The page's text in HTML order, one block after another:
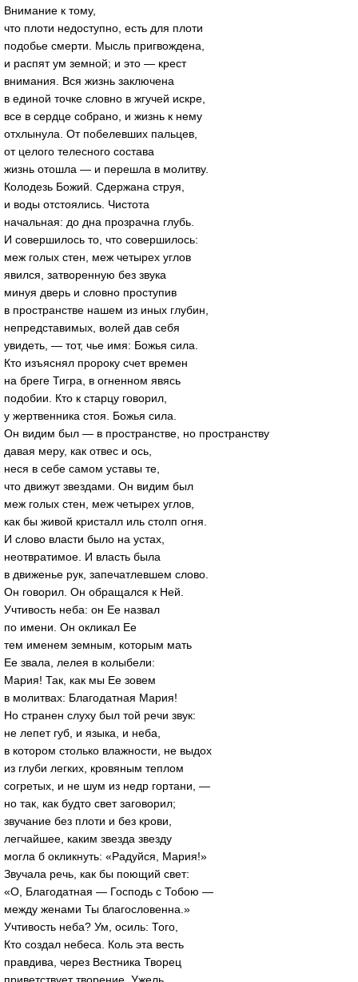
Внимание к тому,
что плоти недоступно, есть для плоти
подобье смерти. Мысль пригвождена,
и распят ум земной; и это — крест
внимания. Вся жизнь заключена
в единой точке словно в жгучей искре,
все в сердце собрано, и жизнь к нему
отхлынула. От побелевших пальцев,
от целого телесного состава
жизнь отошла — и перешла в молитву.
Колодезь Божий. Сдержана струя,
и воды отстоялись. Чистота
начальная: до дна прозрачна глубь.
И совершилось то, что совершилось:
меж голых стен, меж четырех углов
явился, затворенную без звука
минуя дверь и словно проступив
в пространстве нашем из иных глубин,
непредставимых, волей дав себя
увидеть, — тот, чье имя: Божья сила.
Кто изъяснял пророку счет времен
на бреге Тигра, в огненном явясь
подобии. Кто к старцу говорил,
у жертвенника стоя. Божья сила.
Он видим был — в пространстве, но пространству
давая меру, как отвес и ось,
неся в себе самом уставы те,
что движут звездами. Он видим был
меж голых стен, меж четырех углов,
как бы живой кристалл иль столп огня.
И слово власти было на устах,
неотвратимое. И власть была
в движенье рук, запечатлевшем слово.
Он говорил. Он обращался к Ней.
Учтивость неба: он Ее назвал
по имени. Он окликал Ее
тем именем земным, которым мать
Ее звала, лелея в колыбели:
Мария! Так, как мы Ее зовем
в молитвах: Благодатная Мария!
Но странен слуху был той речи звук:
не лепет губ, и языка, и неба,
в котором столько влажности, не выдох
из глуби легких, кровяным теплом
согретых, и не шум из недр гортани, —
но так, как будто свет заговорил;
звучание без плоти и без крови,
легчайшее, каким звезда звезду
могла б окликнуть: «Радуйся, Мария!»
Звучала речь, как бы поющий свет:
«О, Благодатная — Господь с Тобою —
между женами Ты благословенна.»
Учтивость неба? Ум, осиль: Того,
Кто создал небеса. Коль эта весть
правдива, через Вестника Творец
приветствует творение. Ужель